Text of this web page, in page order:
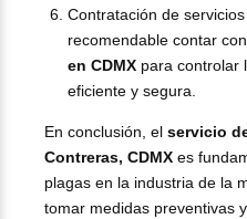
Contratación de
recomendable contar
en CDMX para controlar
eficiente y segura.
En conclusión, el servicio
Contreras, CDMX es
plagas en la industria de la
tomar medidas preventivas